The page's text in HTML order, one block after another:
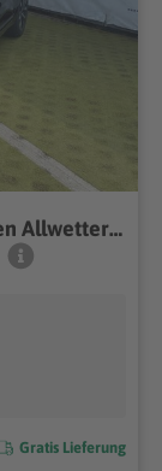
Mitsubishi Colt 1,0 Plus Vorführwagen Allwetterreifen...
Gratis Lieferung